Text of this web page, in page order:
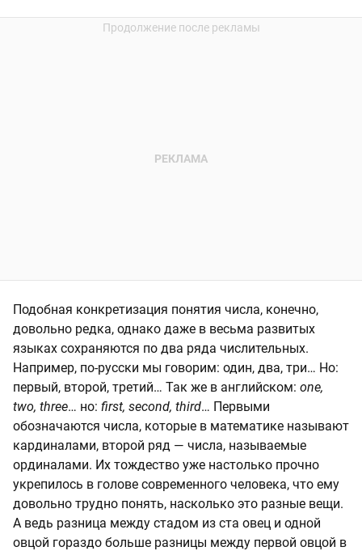
Подобная конкретизация понятия числа, конечно,
довольно редка, однако даже в весьма развитых
языках сохраняются по два ряда числительных.
Например, по-русски мы говорим: один, два, три… Но:
первый, второй, третий… Так же в английском: one,
two, three… но: first, second, third… Первыми
обозначаются числа, которые в математике называют
кардиналами, второй ряд — числа, называемые
ординалами. Их тождество уже настолько прочно
укрепилось в голове современного человека, что ему
довольно трудно понять, насколько это разные вещи.
А ведь разница между стадом из ста овец и одной
овцой гораздо больше разницы между первой овцой в